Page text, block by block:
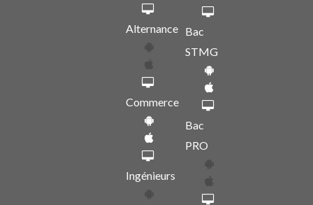
Alternance
Commerce
Ingénieurs
Bac
STMG
Bac
PRO